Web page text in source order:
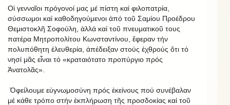
Οἱ γενναῖοι πρόγονοί μας μέ πίστη καί φιλοπατρία,
σύσσωμοι καί καθοδηγούμενοι ἀπό τοῦ Σαμίου Προέδρου
Θεμιστοκλῆ Σοφούλη, ἀλλά καί τοῦ πνευματικοῦ τους
πατέρα Μητροπολίτου Κωνσταντίνου, ἔφεραν τήν
πολυπόθητη ἐλευθερία, ἀπέδειξαν στούς ἐχθρούς ὅτι τό
νησί μᾶς εἶναι τό «κραταιότατο προπύργιο πρός
Ἀνατολᾶς».
Ὀφείλουμε εὐγνωμοσύνη πρός ἐκείνους πού συνέβαλαν
μέ κάθε τρόπο στήν ἐκπλήρωση τῆς προσδοκίας καί τοῦ